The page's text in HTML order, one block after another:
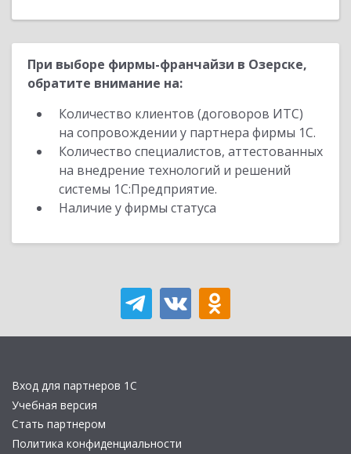
При выборе фирмы-франчайзи в Озерске,
обратите внимание на:
Количество клиентов (договоров ИТС)
на сопровождении у партнера фирмы 1С.
Количество специалистов, аттестованных
на внедрение технологий и решений
системы 1С:Предприятие.
Наличие у фирмы статуса
Вход для партнеров 1С
Учебная версия
Стать партнером
Политика конфиденциальности